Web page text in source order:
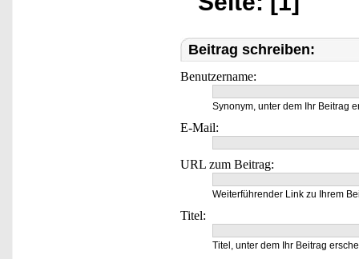
Beitrag schreiben:
Benutzername:
Synonym, unter dem Ihr Beitrag
E-Mail:
URL zum Beitrag:
Weiterführender Link zu Ihrem
Titel:
Titel, unter dem Ihr Beitrag